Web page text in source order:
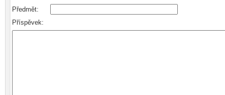
Předmět:
Příspěvek: